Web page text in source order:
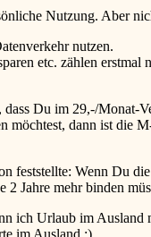
Nutzung. Aber
nutzen.
etc. zählen erstmal
Du im 29,-/
dann ist die
feststellte: Wenn Du
Jahre mehr binden
ich Urlaub im